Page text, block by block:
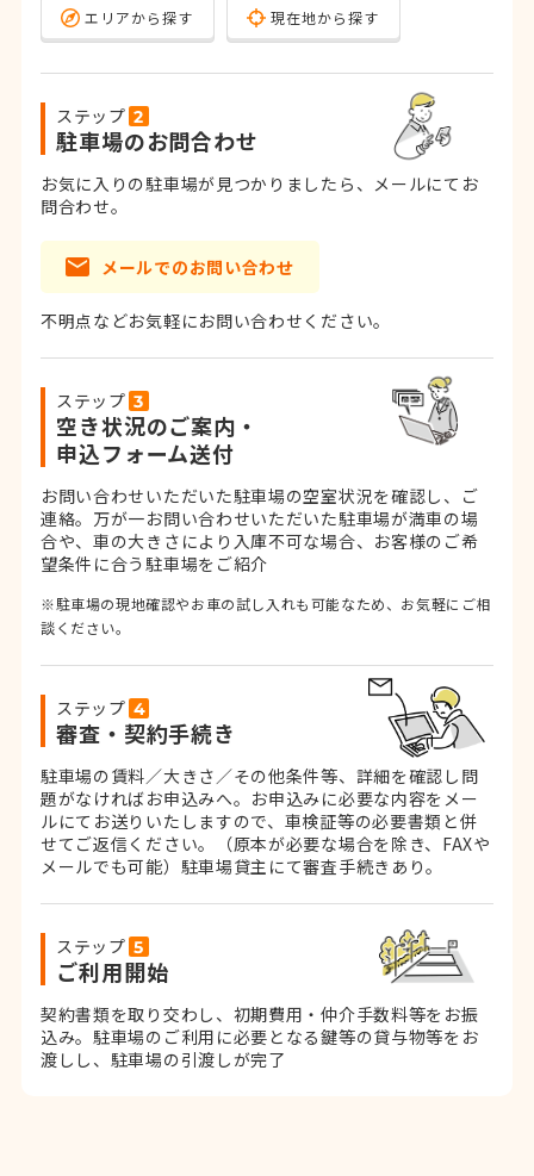
エリアから探す 現在地から探す
ステップ
駐車場のお問合わせ
お気に入りの駐車場が見つかりましたら、メールにてお
問合わせ。
メールでのお問い合わせ
不明点などお気軽にお問い合わせください。
ステップ
空き状況のご案内・
申込フォーム送付
お問い合わせいただいた駐車場の空室状況を確認し、ご
連絡。 万が一お問い合わせいただいた駐車場が満車の場
合や、車の大きさにより入庫不可な場合、お客様のご希
望条件に合う駐車場をご紹介
※駐車場の現地確認やお車の試し入れも可能なため、お気軽にご相
談ください。
ステップ
審査・契約手続き
駐車場の賃料／大きさ／その他条件等、詳細を確認し問
題がなければお申込みへ。お申込みに必要な内容をメー
ルにてお送りいたしますので、車検証等の必要書類と併
せてご返信ください。
（原本が必要な場合を除き、FAXや
メールでも可能） 駐車場貸主にて審査手続きあり。
ステップ
ご利用開始
契約書類を取り交わし、初期費用・仲介手数料等をお振
込み。駐車場のご利用に必要となる鍵等の貸与物等をお
渡しし、駐車場の引渡しが完了